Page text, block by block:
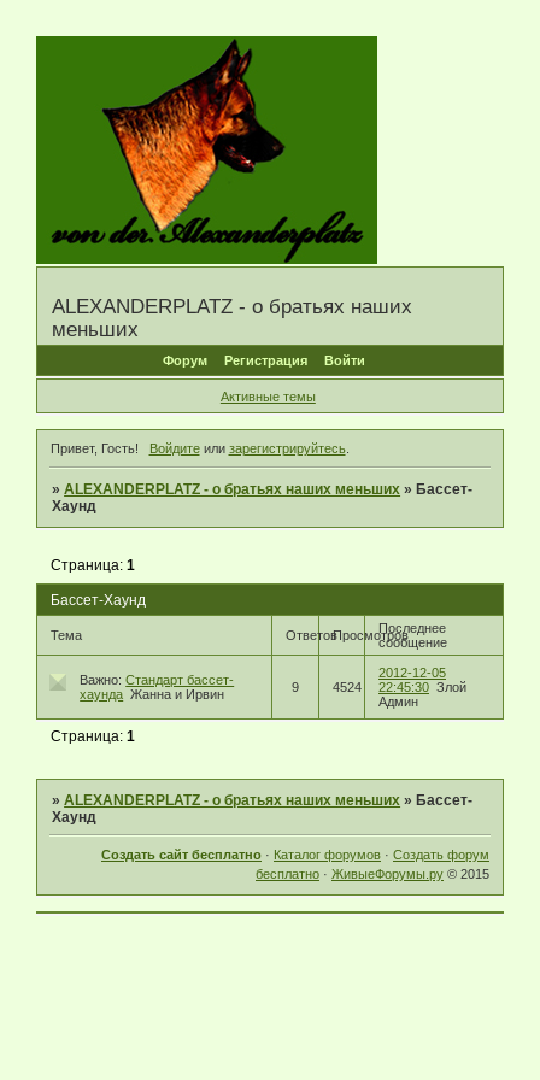
ALEXANDERPLATZ - о братьях наших
меньших
Форум Регистрация Войти
Активные темы
Привет, Гость! Войдитеили зарегистрируйтесь.
»ALEXANDERPLATZ - о братьях наших меньших » Бассет-
Хаунд
Бассет-Хаунд
Страница:1
Тема ОтветовПросмотровПоследнее
сообщение
Важно: Стандарт бассет-
хаунда Жанна и Ирвин 9 4524
2012-12-05
22:45:30 Злой
Админ
Страница:1
»ALEXANDERPLATZ - о братьях наших меньших »Бассет-
Хаунд
Создать сайт бесплатно · Каталог форумов · Создать форум
бесплатно · ЖивыеФорумы.ру © 2015